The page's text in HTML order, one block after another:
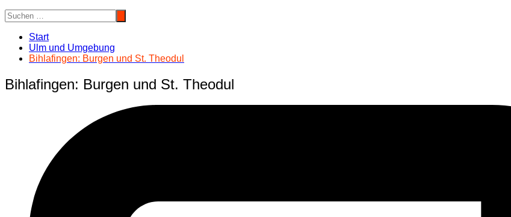
Start
Ulm und Umgebung
Bihlafingen: Burgen und St. Theodul
Bihlafingen: Burgen und St. Theodul